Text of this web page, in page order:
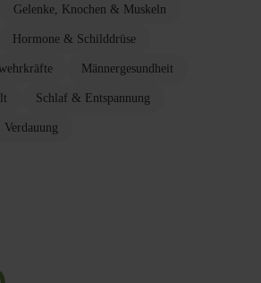
Gelenke, Knochen & Muskeln
Hormone & Schilddrüse
Männergesundheit
Schlaf & Entspannung
Verdauung